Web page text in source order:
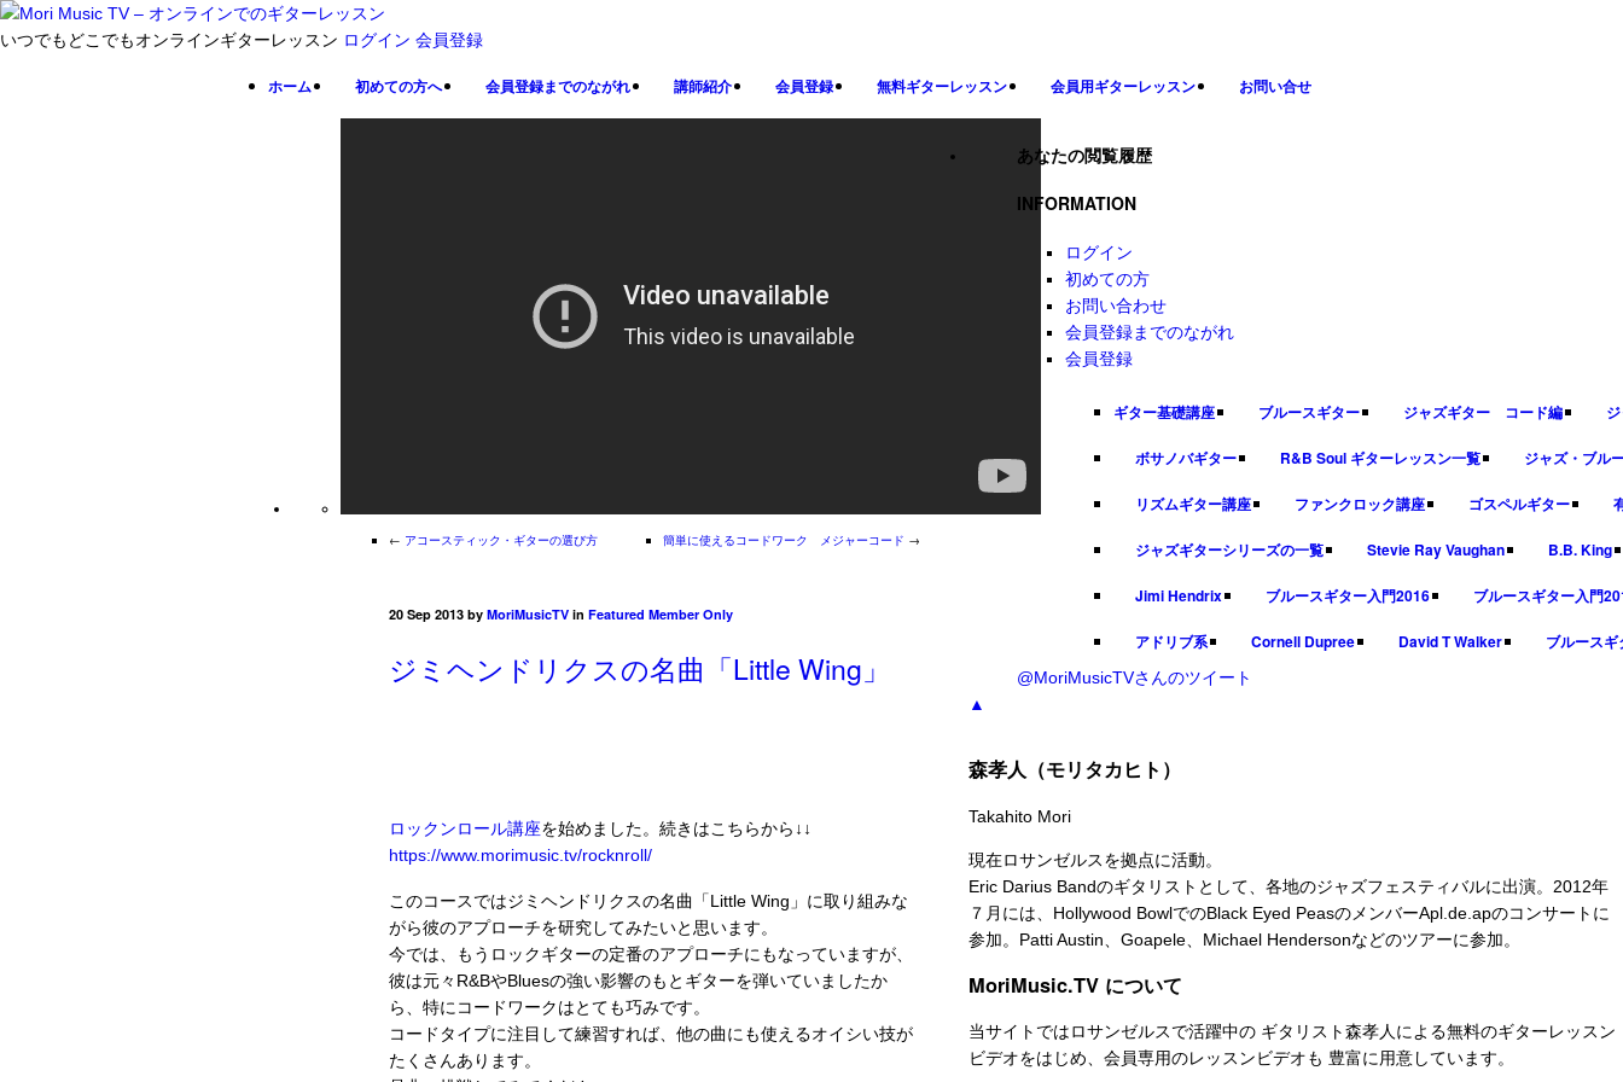
いつでもどこでもオンラインギターレッスン ログイン 会員登録
ホーム 初めての方へ 会員登録までのながれ 講師紹介 会員登録 無料ギターレッスン 会員用ギターレッスン お問い合せ
← アコースティック・ギターの選び方 簡単に使えるコードワーク メジャーコード →
20 Sep 2013 by MoriMusicTV in Featured Member Only
ジミヘンドリクスの名曲「Little Wing」
ロックンロール講座を始めました。続きはこちらから↓↓
https://www.morimusic.tv/rocknroll/
このコースではジミヘンドリクスの名曲「Little Wing」に取り組みな
がら彼のアプローチを研究してみたいと思います。
今では、もうロックギターの定番のアプローチにもなっていますが、
彼は元々R&BやB­luesの強い影響のもとギターを弾いていましたか
ら、特にコードワークはとても巧み­です。
コードタイプに注目して練習すれば、他の曲にも使えるオイシい技が
たくさんあります。
あなたの閲覧履歴
INFORMATION
ログイン
初めての方
お問い合わせ
会員登録までのながれ
会員登録
ギター基礎講座 ブルースギター ジャズギター コード編
ボサノバギター R&B Soul ギターレッスン一覧 ジャズ・ブル
リズムギター講座 ファンクロック講座 ゴスペルギター
ジャズギターシリーズの一覧 Stevie Ray Vaughan B.B. King
Jimi Hendrix ブルースギター入門2016 ブルースギター入門
アドリブ系 Cornell Dupree David T Walker ブルース
@MoriMusicTVさんのツイート
▲
森孝人（モリタカヒト）
Takahito Mori
現在ロサンゼルスを拠点に活動。
Eric Darius Bandのギタリストとして、各地のジャズフェスティバルに出演。2012年
７月には、Hollywood BowlでのBlack Eyed PeasのメンバーApl.de.apのコンサートに
参加。Patti Austin、Goapele、Michael Hendersonなどのツアーに参加。
MoriMusic.TV について
当サイトではロサンゼルスで活躍中の ギタリスト森孝人による無料のギターレッスン
ビデオをはじめ、会員専用のレッスンビデオも 豊富に用意しています。